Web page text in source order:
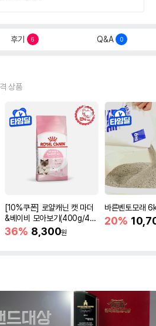
후기 6 Q&A 0
상품
[10%쿠폰] 로얄캐닌 캣 마더
&베이비 모아보기(400g/4/1
0kg)
36% 8,300원
바른벤토모래
20%